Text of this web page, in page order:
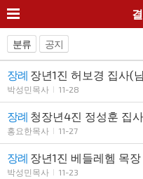
분류 공지
장례 장년1진 허보경 집사(
박성민목사 11-28
장례 청장년4진 정성훈 집
홍요한목사 11-27
장례 장년1진 베들레헴 목
박성민목사 11-23